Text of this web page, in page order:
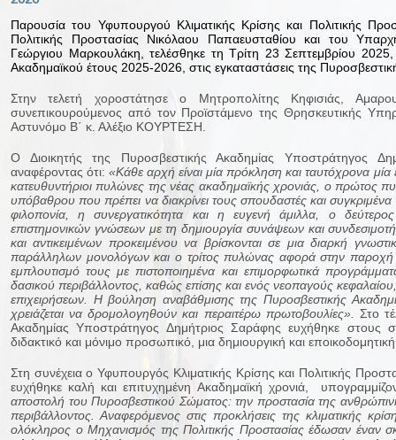
Παρουσία του Υφυπουργού Κλιματικής Κρίσης και Πολιτικής
Πολιτικής Προστασίας Νικόλαου Παπαευσταθίου και του
Γεώργιου Μαρκουλάκη, τελέσθηκε τη Τρίτη 23 Σεπτεμβρίου
Ακαδημαϊκού έτους 2025-2026, στις εγκαταστάσεις της
Στην τελετή χοροστάτησε ο Μητροπολίτης Κηφισιάς,
συνεπικουρούμενος από τον Προϊστάμενο της Θρησκευτικής
Αστυνόμο Β΄ κ. Αλέξιο ΚΟΥΡΤΕΣΗ.
Ο Διοικητής της Πυροσβεστικής Ακαδημίας Υποστράτηγος
αναφέροντας ότι:«Κάθε αρχή είναι μία πρόκληση και ταυτόχρονα μία
κατευθυντήριοι πυλώνες της νέας ακαδημαϊκής χρονιάς, ο πρώτος
υπόβαθρου που πρέπει να διακρίνει τους σπουδαστές και
φιλοπονία, η συνεργατικότητα και η ευγενή άμιλλα, ο
επιστημονικών γνώσεων με τη δημιουργία συνάψεων και
και αντικειμένων προκειμένου να βρίσκονται σε μια διαρκή
παράλληλων μονολόγων και ο τρίτος πυλώνας αφορά στην παροχή
εμπλουτισμό τους με πιστοποιημένα και επιμορφωτικά
δασικού περιβάλλοντος, καθώς επίσης και ενός νεοπαγούς
επιχειρήσεων. Η βούληση αναβάθμισης της Πυροσβεστικής
χρειάζεται να δρομολογηθούν και περαιτέρω πρωτοβουλίες». Στο
Ακαδημίας Υποστράτηγος Δημήτριος Σαράφης ευχήθηκε στους
διδακτικό και μόνιμο προσωπικό, μια δημιουργική και
Στη συνέχεια ο Υφυπουργός Κλιματικής Κρίσης και Πολιτικής
ευχήθηκε καλή και επιτυχημένη Ακαδημαϊκή χρονιά,
αποστολή του Πυροσβεστικού Σώματος: την προστασία της
περιβάλλοντος. Αναφερόμενος στις προκλήσεις της κλιματικής
ολόκληρος ο Μηχανισμός της Πολιτικής Προστασίας έδωσαν έναν